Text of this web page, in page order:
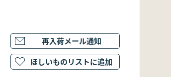
再入荷メール通知
ほしいものリストに追加